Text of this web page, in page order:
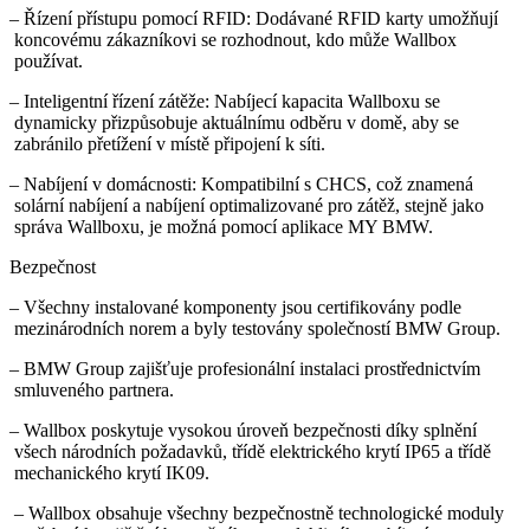
– Řízení přístupu pomocí RFID: Dodávané RFID karty umožňují
koncovému zákazníkovi se rozhodnout, kdo může Wallbox
používat.
– Inteligentní řízení zátěže: Nabíjecí kapacita Wallboxu se
dynamicky přizpůsobuje aktuálnímu odběru v domě, aby se
zabránilo přetížení v místě připojení k síti.
– Nabíjení v domácnosti: Kompatibilní s CHCS, což znamená
solární nabíjení a nabíjení optimalizované pro zátěž, stejně jako
správa Wallboxu, je možná pomocí aplikace MY BMW.
Bezpečnost
– Všechny instalované komponenty jsou certifikovány podle
mezinárodních norem a byly testovány společností BMW Group.
– BMW Group zajišťuje profesionální instalaci prostřednictvím
smluveného partnera.
– Wallbox poskytuje vysokou úroveň bezpečnosti díky splnění
všech národních požadavků, třídě elektrického krytí IP65 a třídě
mechanického krytí IK09.
– Wallbox obsahuje všechny bezpečnostně technologické moduly